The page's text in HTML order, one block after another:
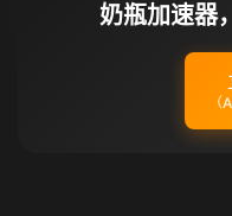
奶瓶加速器
（